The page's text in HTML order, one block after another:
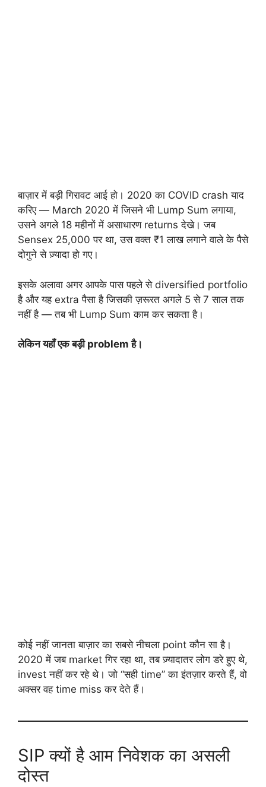
बाज़ार में बड़ी गिरावट आई हो। 2020 का COVID crash याद
करिए — March 2020 में जिसने भी Lump Sum लगाया,
उसने अगले 18 महीनों में असाधारण returns देखे। जब
Sensex 25,000 पर था, उस वक्त ₹1 लाख लगाने वाले के पैसे
दोगुने से ज़्यादा हो गए।
इसके अलावा अगर आपके पास पहले से diversified portfolio
है और यह extra पैसा है जिसकी ज़रूरत अगले 5 से 7 साल तक
नहीं है — तब भी Lump Sum काम कर सकता है।
लेकिन यहाँ एक बड़ी problem है।
कोई नहीं जानता बाज़ार का सबसे नीचला point कौन सा है।
2020 में जब market गिर रहा था, तब ज़्यादातर लोग डरे हुए थे,
invest नहीं कर रहे थे। जो “सही time” का इंतज़ार करते हैं, वो
अक्सर वह time miss कर देते हैं।
SIP क्यों है आम निवेशक का असली
दोस्त